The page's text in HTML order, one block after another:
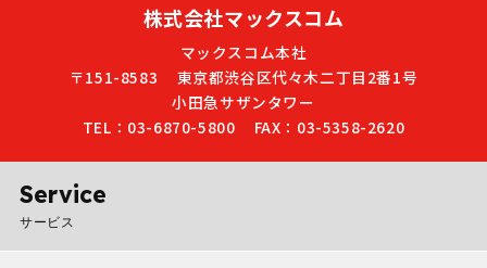
株式会社マックスコム
マックスコム本社
〒151-8583
東京都渋谷区代々木二丁目2番1号
小田急サザンタワー
TEL：03-6870-5800
FAX：03-5358-2620
Service
サービス